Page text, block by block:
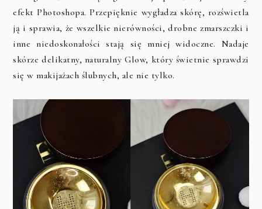
efekt Photoshopa. Przepięknie wygładza skórę, rozświetla
ją i sprawia, że wszelkie nierówności, drobne zmarszczki i
inne niedoskonałości stają się mniej widoczne. Nadaje
skórze delikatny, naturalny Glow, który świetnie sprawdzi
się w makijażach ślubnych, ale nie tylko.